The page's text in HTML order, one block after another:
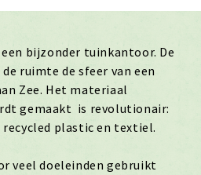
bijzonder tuinkantoor. De
ruimte de sfeer van een
Zee. Het materiaal
gemaakt is revolutionair:
recycled plastic en textiel.
veel doeleinden gebruikt